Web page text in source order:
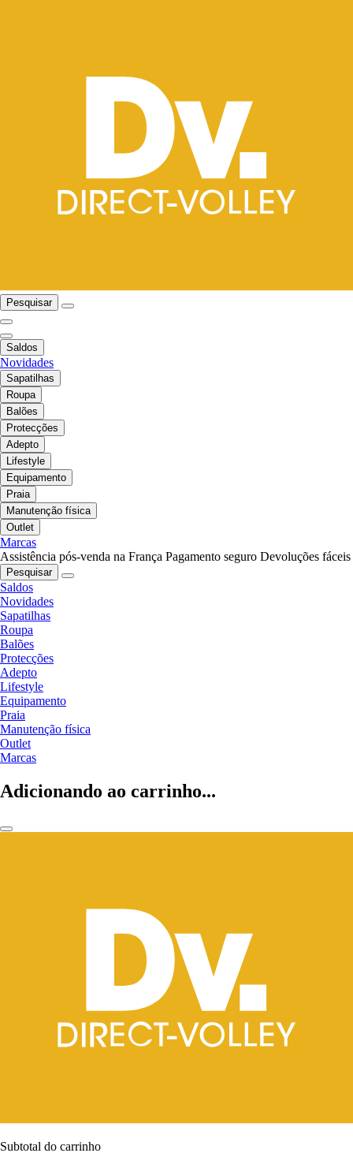
Pesquisar
Saldos
Novidades
Sapatilhas
Roupa
Balões
Protecções
Adepto
Lifestyle
Equipamento
Praia
Manutenção física
Outlet
Marcas
Assistência pós-venda na França Pagamento seguro Devoluções fáceis
Pesquisar
Saldos
Novidades
Sapatilhas
Roupa
Balões
Protecções
Adepto
Lifestyle
Equipamento
Praia
Manutenção física
Outlet
Marcas
Adicionando ao carrinho...
Subtotal do carrinho